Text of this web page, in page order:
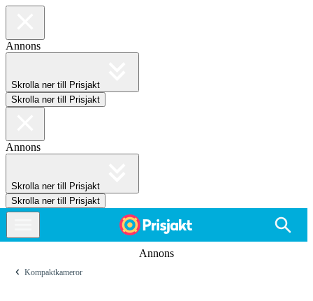
Annons
Skrolla ner till Prisjakt
Skrolla ner till Prisjakt
Annons
Skrolla ner till Prisjakt
Skrolla ner till Prisjakt
Annons
Kompaktkameror